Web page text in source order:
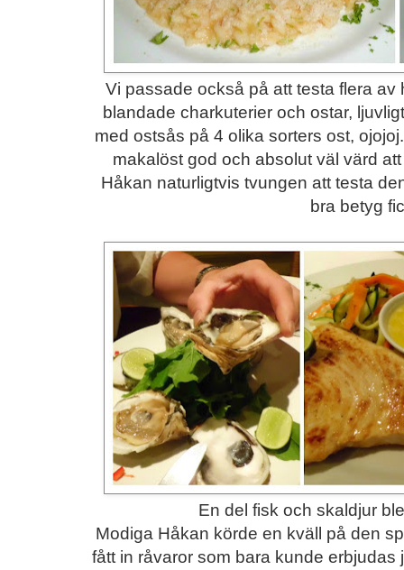
Vi passade också på att testa flera av
blandade charkuterier och ostar,
med ostsås på 4 olika sorters ost,
makalöst god och absolut väl värd
Håkan naturligtvis tvungen att testa
bra betyg
En del fisk och skaldjur
Modiga Håkan körde en kväll på den
fått in råvaror som bara kunde